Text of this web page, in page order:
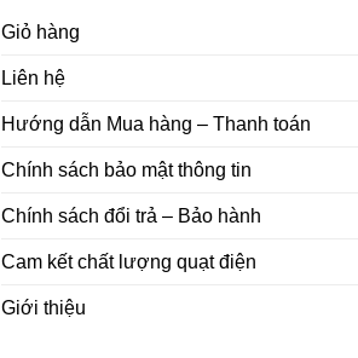
Giỏ hàng
Liên hệ
Hướng dẫn Mua hàng – Thanh toán
Chính sách bảo mật thông tin
Chính sách đổi trả – Bảo hành
Cam kết chất lượng quạt điện
Giới thiệu